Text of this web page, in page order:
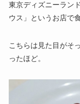
東京ディズニーラン
ウス」というお店で
こちらは見た目がそ
ったほど。